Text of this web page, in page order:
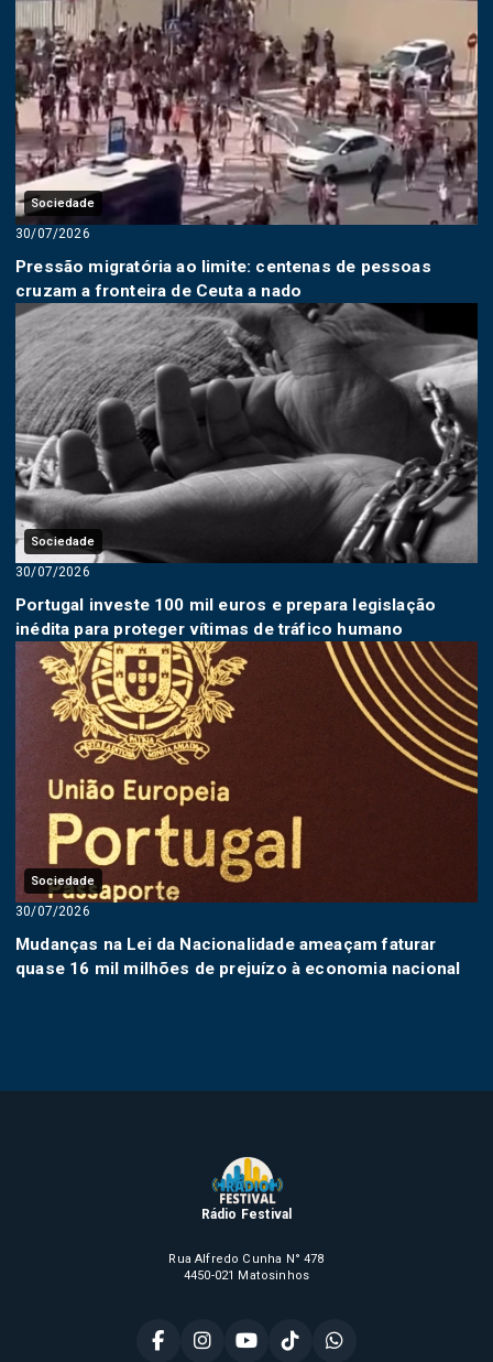
Sociedade
30/07/2026
Pressão migratória ao limite: centenas de pessoas
cruzam a fronteira de Ceuta a nado
Sociedade
30/07/2026
Portugal investe 100 mil euros e prepara legislação
inédita para proteger vítimas de tráfico humano
Sociedade
30/07/2026
Mudanças na Lei da Nacionalidade ameaçam faturar
quase 16 mil milhões de prejuízo à economia nacional
Rádio Festival
Rua Alfredo Cunha N° 478
4450-021 Matosinhos